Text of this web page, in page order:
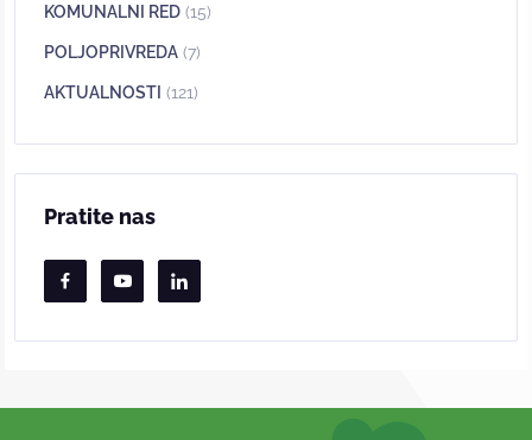
KOMUNALNI RED (15)
POLJOPRIVREDA (7)
AKTUALNOSTI (121)
Pratite nas